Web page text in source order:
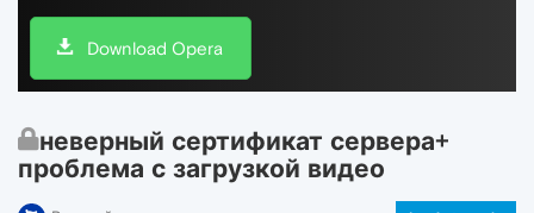
Download Opera
неверный сертификат сервера+
проблема с загрузкой видео